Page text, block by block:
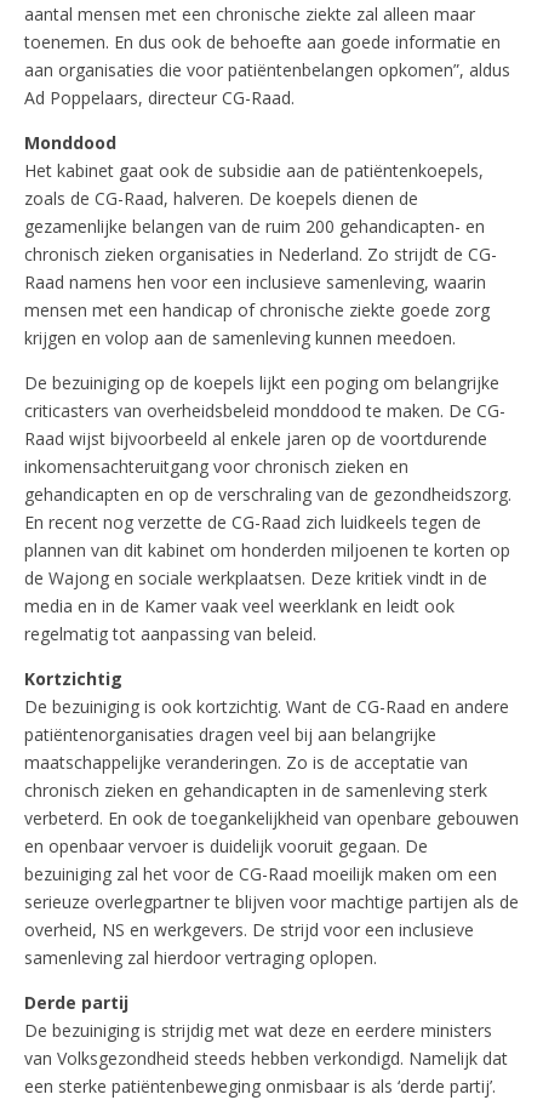
aantal mensen met een chronische ziekte zal alleen maar
toenemen. En dus ook de behoefte aan goede informatie en
aan organisaties die voor patiëntenbelangen opkomen”, aldus
Ad Poppelaars, directeur CG-Raad.
Monddood
Het kabinet gaat ook de subsidie aan de patiëntenkoepels,
zoals de CG-Raad, halveren. De koepels dienen de
gezamenlijke belangen van de ruim 200 gehandicapten- en
chronisch zieken organisaties in Nederland. Zo strijdt de CG-
Raad namens hen voor een inclusieve samenleving, waarin
mensen met een handicap of chronische ziekte goede zorg
krijgen en volop aan de samenleving kunnen meedoen.
De bezuiniging op de koepels lijkt een poging om belangrijke
criticasters van overheidsbeleid monddood te maken. De CG-
Raad wijst bijvoorbeeld al enkele jaren op de voortdurende
inkomensachteruitgang voor chronisch zieken en
gehandicapten en op de verschraling van de gezondheidszorg.
En recent nog verzette de CG-Raad zich luidkeels tegen de
plannen van dit kabinet om honderden miljoenen te korten op
de Wajong en sociale werkplaatsen. Deze kritiek vindt in de
media en in de Kamer vaak veel weerklank en leidt ook
regelmatig tot aanpassing van beleid.
Kortzichtig
De bezuiniging is ook kortzichtig. Want de CG-Raad en andere
patiëntenorganisaties dragen veel bij aan belangrijke
maatschappelijke veranderingen. Zo is de acceptatie van
chronisch zieken en gehandicapten in de samenleving sterk
verbeterd. En ook de toegankelijkheid van openbare gebouwen
en openbaar vervoer is duidelijk vooruit gegaan. De
bezuiniging zal het voor de CG-Raad moeilijk maken om een
serieuze overlegpartner te blijven voor machtige partijen als de
overheid, NS en werkgevers. De strijd voor een inclusieve
samenleving zal hierdoor vertraging oplopen.
Derde partij
De bezuiniging is strijdig met wat deze en eerdere ministers
van Volksgezondheid steeds hebben verkondigd. Namelijk dat
een sterke patiëntenbeweging onmisbaar is als ‘derde partij’.